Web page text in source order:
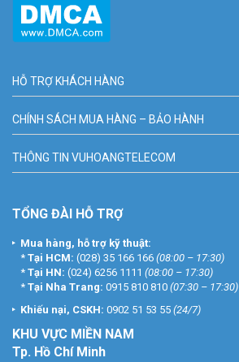
HỖ TRỢ KHÁCH HÀNG
CHÍNH SÁCH MUA HÀNG – BẢO HÀNH
THÔNG TIN VUHOANGTELECOM
TỔNG ĐÀI HỖ TRỢ
Mua hàng, hỗ trợ kỹ thuật:
* Tại HCM: (028) 35 166 166 (08:00 – 17:30)
* Tại HN: (024) 6256 1111 (08:00 – 17:30)
* Tại Nha Trang: 0915 810 810 (07:30 – 17:30)
Khiếu nại, CSKH: 0902 51 53 55 (24/7)
KHU VỰC MIỀN NAM
Tp. Hồ Chí Minh